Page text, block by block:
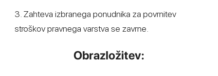
3. Zahteva izbranega ponudnika za povrnitev
stroškov pravnega varstva se zavrne.
Obrazložitev: